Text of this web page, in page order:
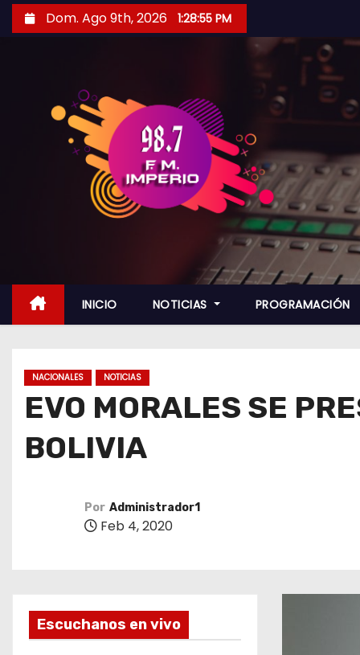
i
Dom. Ago 9th, 2026 1:28:56 PM
INICIO NOTICIAS PROGRAMACIÓN
NACIONALES NOTICIAS
EVO MORALES SE
BOLIVIA
Por Administrador1
Feb 4, 2020
Escuchanos en vivo